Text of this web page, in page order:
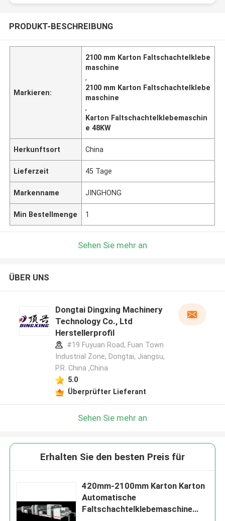
PRODUKT-BESCHREIBUNG
Markieren:
2100 mm Karton Faltschachtelklebe
maschine
,
2100 mm Karton Faltschachtelklebe
maschine
,
Karton Faltschachtelklebemaschin
e 48KW
Herkunftsort China
Lieferzeit 45 Tage
Markenname JINGHONG
Min Bestellmenge 1
Sehen Sie mehr an
ÜBER UNS
Dongtai Dingxing Machinery
Technology Co., Ltd
Herstellerprofil
#19 Fuyuan Road, Fuan Town
Industrial Zone, Dongtai, Jiangsu,
P.R. China ,China
5.0
Überprüfter Lieferant
Sehen Sie mehr an
Erhalten Sie den besten Preis für
420mm-2100mm Karton Karton
Automatische
Faltschachtelklebemaschine